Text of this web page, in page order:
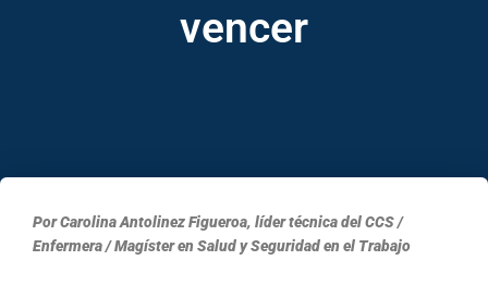
vencer
Por Carolina Antolinez Figueroa, líder técnica del CCS /
Enfermera / Magíster en Salud y Seguridad en el Trabajo